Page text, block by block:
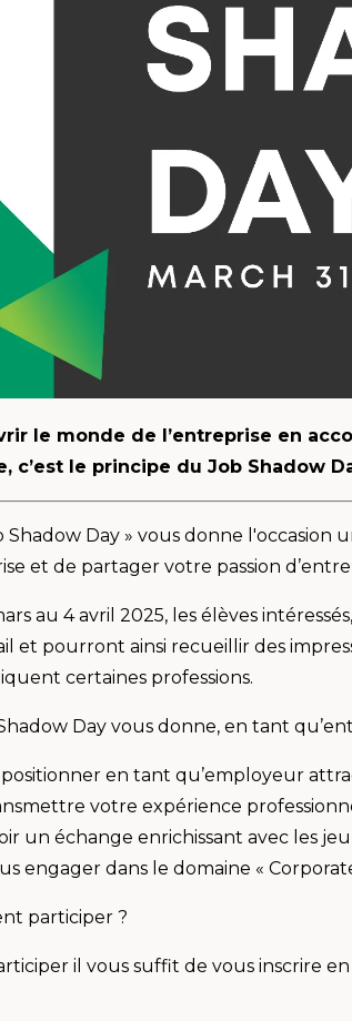
le monde de l’entreprise en
c’est le principe du Job Shadow
Shadow Day » vous donne
et de partager votre passion
au 4 avril 2025, les élèves
et pourront ainsi recueillir des
certaines professions.
Day vous donne, en tant
positionner en tant qu’employeur
votre expérience
un échange enrichissant avec les
engager dans le domaine «
participer ?
il vous suffit de vous inscrire